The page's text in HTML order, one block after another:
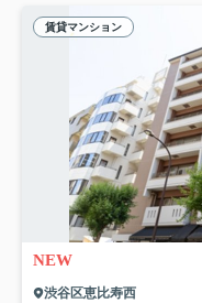
賃貸マンション
NEW
渋谷区恵比寿西